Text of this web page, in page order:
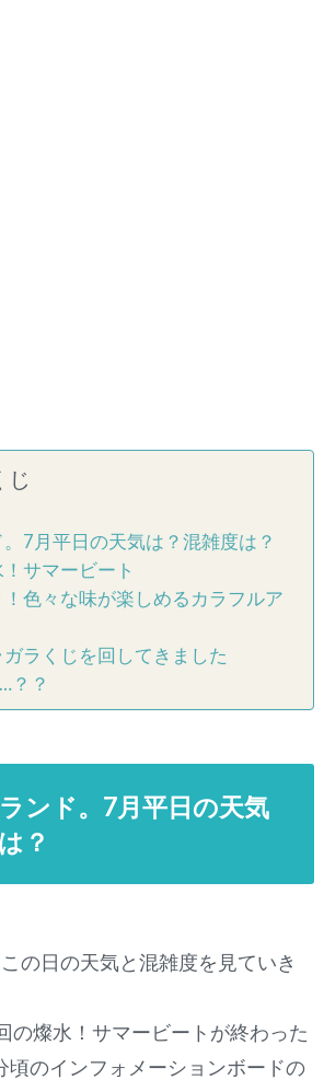
じ
7月平日の天気は？混雑度は？
サマービート
色々な味が楽しめるカラフルア
ラくじを回してきました
？？
ンド。7月平日の天気
？
の日の天気と混雑度を見ていき
の燦水！サマービートが終わった
のインフォメーションボードの